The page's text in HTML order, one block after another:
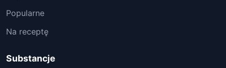
Popularne
Na receptę
Substancje